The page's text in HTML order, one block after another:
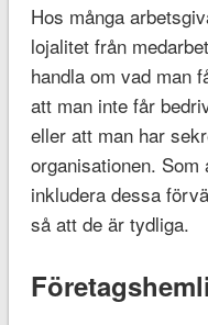
Hos många
lojalitet från
handla om vad man
att man inte får
eller att man har
organisationen.
inkludera dessa
så att de är tydliga.